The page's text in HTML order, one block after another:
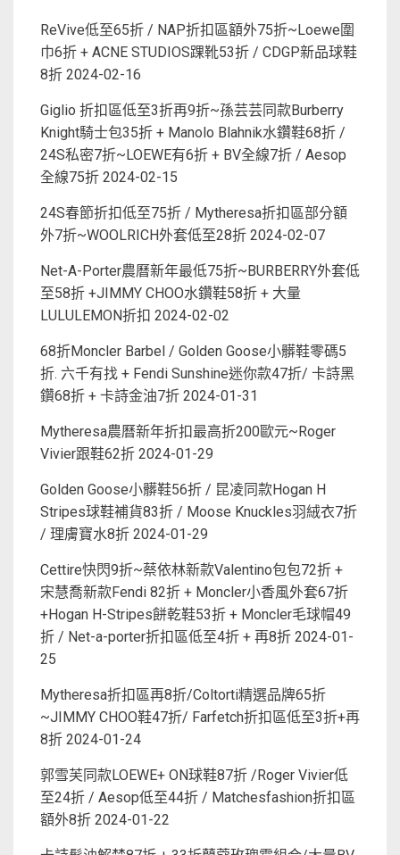
ReVive低至65折 / NAP折扣區額外75折~Loewe圍
巾6折 + ACNE STUDIOS踝靴53折 / CDGP新品球鞋
8折 2024-02-16
Giglio 折扣區低至3折再9折~孫芸芸同款Burberry
Knight騎士包35折 + Manolo Blahnik水鑽鞋68折 /
24S私密7折~LOEWE有6折 + BV全線7折 / Aesop
全線75折 2024-02-15
24S春節折扣低至75折 / Mytheresa折扣區部分額
外7折~WOOLRICH外套低至28折 2024-02-07
Net-A-Porter農曆新年最低75折~BURBERRY外套低
至58折 +JIMMY CHOO水鑽鞋58折 + 大量
LULULEMON折扣 2024-02-02
68折Moncler Barbel / Golden Goose小髒鞋零碼5
折. 六千有找 + Fendi Sunshine迷你款47折/ 卡詩黑
鑽68折 + 卡詩金油7折 2024-01-31
Mytheresa農曆新年折扣最高折200歐元~Roger
Vivier跟鞋62折 2024-01-29
Golden Goose小髒鞋56折 / 昆凌同款Hogan H
Stripes球鞋補貨83折 / Moose Knuckles羽絨衣7折
/ 理膚寶水8折 2024-01-29
Cettire快閃9折~蔡依林新款Valentino包包72折 +
宋慧喬新款Fendi 82折 + Moncler小香風外套67折
+Hogan H-Stripes餅乾鞋53折 + Moncler毛球帽49
折 / Net-a-porter折扣區低至4折 + 再8折 2024-01-
25
Mytheresa折扣區再8折/Coltorti精選品牌65折
~JIMMY CHOO鞋47折/ Farfetch折扣區低至3折+再
8折 2024-01-24
郭雪芙同款LOEWE+ ON球鞋87折 /Roger Vivier低
至24折 / Aesop低至44折 / Matchesfashion折扣區
額外8折 2024-01-22